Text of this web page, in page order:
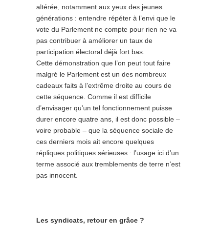
altérée, notamment aux yeux des jeunes
générations : entendre répéter à l’envi que le
vote du Parlement ne compte pour rien ne va
pas contribuer à améliorer un taux de
participation électoral déjà fort bas.
Cette démonstration que l’on peut tout faire
malgré le Parlement est un des nombreux
cadeaux faits à l’extrême droite au cours de
cette séquence. Comme il est difficile
d’envisager qu’un tel fonctionnement puisse
durer encore quatre ans, il est donc possible –
voire probable – que la séquence sociale de
ces derniers mois ait encore quelques
répliques politiques sérieuses : l’usage ici d’un
terme associé aux tremblements de terre n’est
pas innocent.
Les syndicats, retour en grâce ?